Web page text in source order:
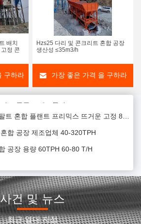
배치
정 콘
구하라
Hzs25 다리 및 콘크리트 혼합 공장
생산성 ≤35m3/h
가장 좋은 가격 을 구하라
팔트 콘크리트 혼합 공장
공장 엔지니어 120TPH
소규모 아스팔트 핫 믹스 플랜트 아스팔트 믹스 플랜트 대량 60 ~ 80 T/Hr
스 플랜트 제조업체
공장 기계 80 톤/시간
장 80t/H 정지 아스팔트 혼합 공장
플랜트 용량 80t/h
사건 및 뉴스
최근 열대 지점